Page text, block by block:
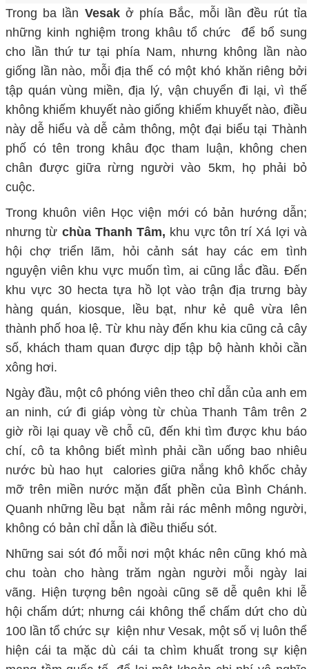
Trong ba lần Vesak ở phía Bắc, mỗi lần đều rút tỉa
những kinh nghiệm trong khâu tổ chức để bổ sung
cho lần thứ tư tại phía Nam, nhưng không lần nào
giống lần nào, mỗi địa thế có một khó khăn riêng bởi
tập quán vùng miền, địa lý, vận chuyển đi lại, vì thế
không khiếm khuyết nào giống khiếm khuyết nào, điều
này dễ hiểu và dễ cảm thông, một đại biểu tại Thành
phố có tên trong khâu đọc tham luận, không chen
chân được giữa rừng người vào 5km, họ phải bỏ
cuộc.
Trong khuôn viên Học viện mới có bản hướng dẫn;
nhưng từ chùa Thanh Tâm, khu vực tôn trí Xá lợi và
hội chợ triển lãm, hỏi cảnh sát hay các em tình
nguyện viên khu vực muốn tìm, ai cũng lắc đầu. Đến
khu vực 30 hecta tựa hồ lọt vào trận địa trưng bày
hàng quán, kiosque, lều bạt, như kẻ quê vừa lên
thành phố hoa lệ. Từ khu này đến khu kia cũng cả cây
số, khách tham quan được dịp tập bộ hành khỏi cần
xông hơi.
Ngày đầu, một cô phóng viên theo chỉ dẫn của anh em
an ninh, cứ đi giáp vòng từ chùa Thanh Tâm trên 2
giờ rồi lại quay về chỗ cũ, đến khi tìm được khu báo
chí, cô ta không biết mình phải cần uống bao nhiêu
nước bù hao hụt calories giữa nắng khô khốc chảy
mỡ trên miền nước mặn đất phền của Bình Chánh.
Quanh những lều bạt nằm rải rác mênh mông người,
không có bản chỉ dẫn là điều thiếu sót.
Những sai sót đó mỗi nơi một khác nên cũng khó mà
chu toàn cho hàng trăm ngàn người mỗi ngày lai
vãng. Hiện tượng bên ngoài cũng sẽ dễ quên khi lễ
hội chấm dứt; nhưng cái không thể chấm dứt cho dù
100 lần tổ chức sự kiện như Vesak, một số vị luôn thể
hiện cái ta mặc dù cái ta chìm khuất trong sự kiện